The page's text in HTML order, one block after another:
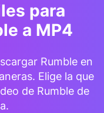
para
a MP4
Rumble en
Elige la que
de Rumble de